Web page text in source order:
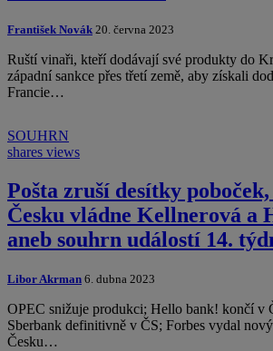
František Novák 20. června 2023
Ruští vinaři, kteří dodávají své produkty do
západní sankce přes třetí země, aby získali
Francie…
SOUHRN
shares views
Pošta zruší desítky
Česku vládne Kellnerová a
aneb souhrn událostí 14.
Libor Akrman 6. dubna 2023
OPEC snižuje produkci; Hello bank! končí v
Sberbank definitivně v ČS; Forbes vydal
Česku…